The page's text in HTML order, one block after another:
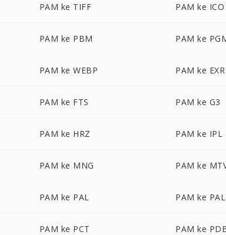
PAM ke TIFF PAM ke ICO
PAM ke PBM PAM ke
PAM ke WEBP PAM ke EXR
PAM ke FTS PAM ke G3
PAM ke HRZ PAM ke IPL
PAM ke MNG PAM ke
PAM ke PAL PAM ke
PAM ke PCT PAM ke